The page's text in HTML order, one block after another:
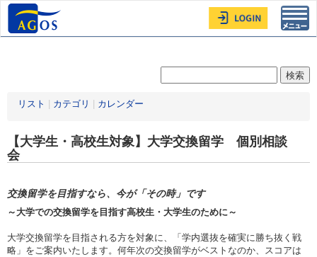
リスト カテゴリ カレンダー
【大学生・高校生対象】大学交換留学 個別相談
会
交換留学を目指すなら、今が「その時」です
～大学での交換留学を目指す高校生・大学生のために～
大学交換留学を目指される方を対象に、「学内選抜を確実に勝ち抜く戦
略」をご案内いたします。何年次の交換留学がベストなのか、スコアは